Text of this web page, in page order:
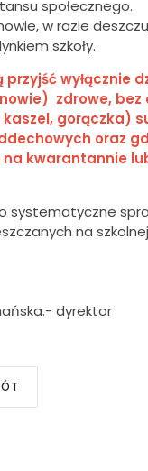
społecznego.
w razie
szkoły.
przyjść wyłącznie
zdrowe, bez
gorączka)
oraz
kwarantannie
systematyczne
na
dyrektor